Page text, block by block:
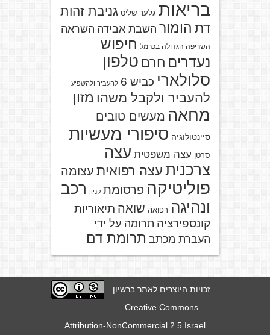
בריאות גלעד שליט גניבת זהות
דת הומור השבת אבידה השראה
השריפה הגדולה בכרמל חיפוש
נעדרים חרם טלפון
סלולארי כביש 6 להעביר ולהשפיע
להעביר ולקבל משהו מזון
מחאה מעשים טובים
סיינטולוגיה סיפורי מעשיות
סרטן עצה משפטית עצה
צרכנית עצה רפואית עצומה
פוליטיקה פרסומת קניון רכב
ונהיגה רפואה שואה תיאוריות
קונספירציה תרומה על ידי
העברת מכתב תרומת דם
זכויות היוצרים לאתר ברשיון
Creative Commons
Attribution-NonCommercial 2.5 Israel